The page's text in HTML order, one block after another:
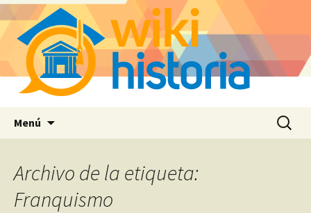
Menú Buscar:
Archivo de la etiqueta:
Franquismo